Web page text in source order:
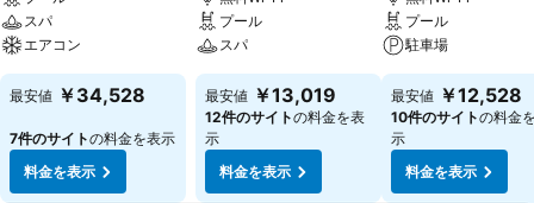
スパ
エアコン
最安値 ￥34,528
7件のサイトの料金を表示
料金を表示
プール
スパ
最安値 ￥13,019
12件のサイトの料金を表
示
料金を表示
プール
駐車場
最安値 ￥12,528
10件のサイトの料金
示
料金を表示